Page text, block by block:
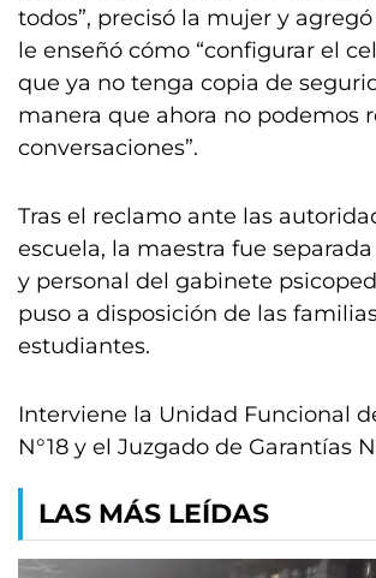
todos”, precisó la mujer y
le enseñó cómo “configurar el
que ya no tenga copia de
manera que ahora no podemos
conversaciones”.
Tras el reclamo ante las
escuela, la maestra fue
y personal del gabinete
puso a disposición de las
estudiantes.
Interviene la Unidad Funcional
N°18 y el Juzgado de Garantías
LAS MÁS LEÍDAS